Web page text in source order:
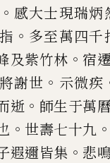
。 感大士現瑞炳
。 多至萬四千
及紫竹林 。 宿
將謝世 。 示微疾
逝 。 師生于萬
。 世壽七十九 。
遐邇皆集 。 悲